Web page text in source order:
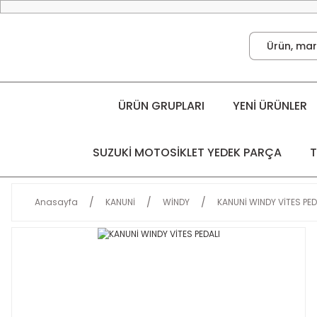
ÜRÜN GRUPLARI YENİ ÜRÜNLER
SUZUKİ MOTOSİKLET YEDEK PARÇA
Anasayfa KANUNİ WİNDY KANUNİ WINDY VİTES